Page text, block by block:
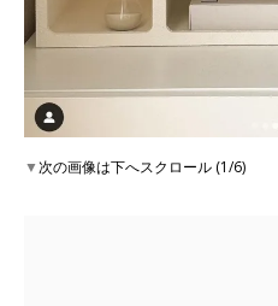
▼次の画像は下へスクロール (1/6)